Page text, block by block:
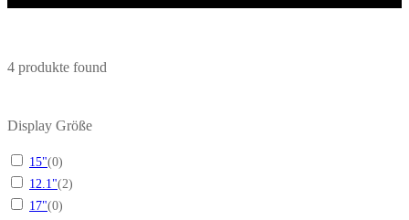
4 produkte found
Display Größe
15"(0)
12.1"(2)
17"(0)